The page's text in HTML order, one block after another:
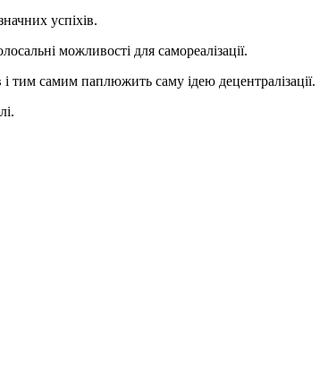
успіхів.
можливості для самореалізації.
тим самим паплюжить саму ідею децентралізації.